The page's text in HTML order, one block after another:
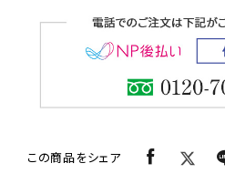
この商品をシェア